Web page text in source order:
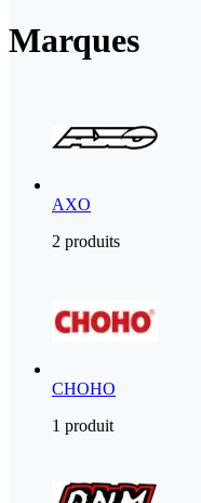
Marques
AXO
2 produits
CHOHO
1 produit